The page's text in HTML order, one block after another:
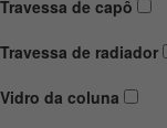
Travessa de capô
Travessa de radiador
Vidro da coluna